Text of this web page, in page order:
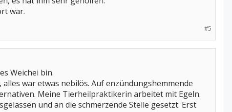
war.
#5
Weichei bin.
war etwas nebilös. Auf enzündungshemmende
Meine Tierheilpraktikerin arbeitet mit Egeln.
und an die schmerzende Stelle gesetzt. Erst